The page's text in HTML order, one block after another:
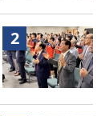
2